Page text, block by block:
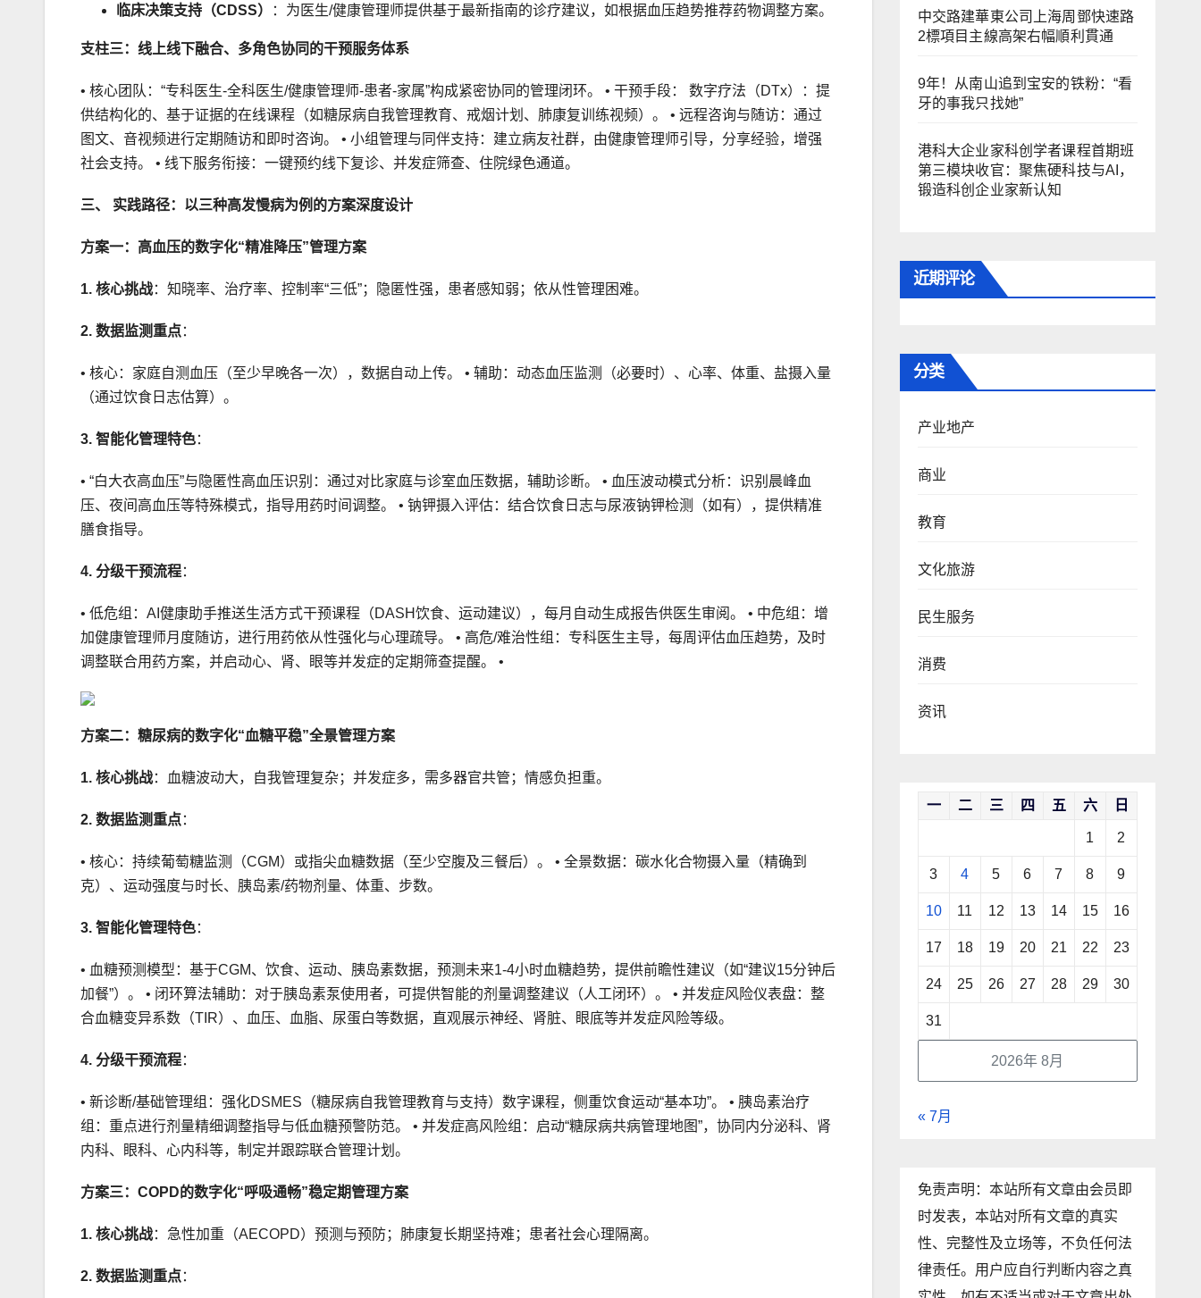
临床决策支持（CDSS） ：为医生/健康管理师提供基于最新指南的诊疗建议，如根据血压趋势推荐药物调整方案。
支柱三：线上线下融合、多角色协同的干预服务体系
• 核心团队：“专科医生-全科医生/健康管理师-患者-家属”构成紧密协同的管理闭环。 • 干预手段： 数字疗法（DTx）：提
供结构化的、基于证据的在线课程（如糖尿病自我管理教育、戒烟计划、肺康复训练视频）。 • 远程咨询与随访：通过
图文、音视频进行定期随访和即时咨询。 • 小组管理与同伴支持：建立病友社群，由健康管理师引导，分享经验，增强
社会支持。 • 线下服务衔接：一键预约线下复诊、并发症筛查、住院绿色通道。
三、 实践路径：以三种高发慢病为例的方案深度设计
方案一：高血压的数字化“精准降压”管理方案
1. 核心挑战：知晓率、治疗率、控制率“三低”；隐匿性强，患者感知弱；依从性管理困难。
2. 数据监测重点：
• 核心：家庭自测血压（至少早晚各一次），数据自动上传。 • 辅助：动态血压监测（必要时）、心率、体重、盐摄入量
（通过饮食日志估算）。
3. 智能化管理特色：
• “白大衣高血压”与隐匿性高血压识别：通过对比家庭与诊室血压数据，辅助诊断。 • 血压波动模式分析：识别晨峰血
压、夜间高血压等特殊模式，指导用药时间调整。 • 钠钾摄入评估：结合饮食日志与尿液钠钾检测（如有），提供精准
膳食指导。
4. 分级干预流程：
• 低危组：AI健康助手推送生活方式干预课程（DASH饮食、运动建议），每月自动生成报告供医生审阅。 • 中危组：增
加健康管理师月度随访，进行用药依从性强化与心理疏导。 • 高危/难治性组：专科医生主导，每周评估血压趋势，及时
调整联合用药方案，并启动心、肾、眼等并发症的定期筛查提醒。 •
方案二：糖尿病的数字化“血糖平稳”全景管理方案
1. 核心挑战：血糖波动大，自我管理复杂；并发症多，需多器官共管；情感负担重。
2. 数据监测重点：
• 核心：持续葡萄糖监测（CGM）或指尖血糖数据（至少空腹及三餐后）。 • 全景数据：碳水化合物摄入量（精确到
克）、运动强度与时长、胰岛素/药物剂量、体重、步数。
3. 智能化管理特色：
• 血糖预测模型：基于CGM、饮食、运动、胰岛素数据，预测未来1-4小时血糖趋势，提供前瞻性建议（如“建议15分钟后
加餐”）。 • 闭环算法辅助：对于胰岛素泵使用者，可提供智能的剂量调整建议（人工闭环）。 • 并发症风险仪表盘：整
合血糖变异系数（TIR）、血压、血脂、尿蛋白等数据，直观展示神经、肾脏、眼底等并发症风险等级。
4. 分级干预流程：
• 新诊断/基础管理组：强化DSMES（糖尿病自我管理教育与支持）数字课程，侧重饮食运动“基本功”。 • 胰岛素治疗
组：重点进行剂量精细调整指导与低血糖预警防范。 • 并发症高风险组：启动“糖尿病共病管理地图”，协同内分泌科、肾
内科、眼科、心内科等，制定并跟踪联合管理计划。
方案三：COPD的数字化“呼吸通畅”稳定期管理方案
1. 核心挑战：急性加重（AECOPD）预测与预防；肺康复长期坚持难；患者社会心理隔离。
2. 数据监测重点：
中交路建華東公司上海周鄧快速路
2標項目主線高架右幅順利貫通
9年！从南山追到宝安的铁粉：“看
牙的事我只找她”
港科大企业家科创学者课程首期班
第三模块收官：聚焦硬科技与AI，
锻造科创企业家新认知
近期评论
分类
产业地产
商业
教育
文化旅游
民生服务
消费
资讯
2026年 8月
一 二 三 四 五 六 日
1 2
3 4 5 6 7 8 9
10 11 12 13 14 15 16
17 18 19 20 21 22 23
24 25 26 27 28 29 30
31
« 7月
免责声明：本站所有文章由会员即
时发表，本站对所有文章的真实
性、完整性及立场等，不负任何法
律责任。用户应自行判断内容之真